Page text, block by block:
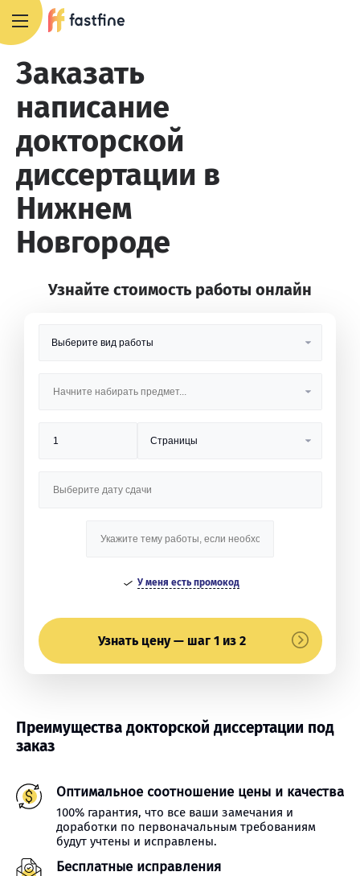
Заказать
написание
докторской
диссертации в
Нижнем
Новгороде
Узнайте стоимость работы онлайн
У меня есть промокод
Узнать цену — шаг 1 из 2
Преимущества докторской диссертации под
заказ
Оптимальное соотношение цены и качества
100% гарантия, что все ваши замечания и
доработки по первоначальным требованиям
будут учтены и исправлены.
Бесплатные исправления